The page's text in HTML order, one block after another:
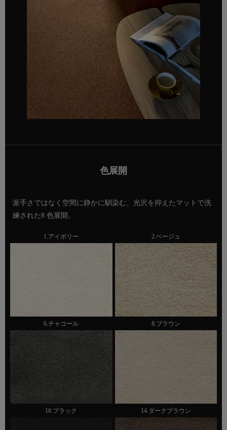
色展開
派手さではなく空間に静かに馴染む、光沢を抑えたマットで洗
練された8 色展開。
1.アイボリー 2.ベージュ
6.チャコール 8.ブラウン
10.ブラック 14.ダークブラウン